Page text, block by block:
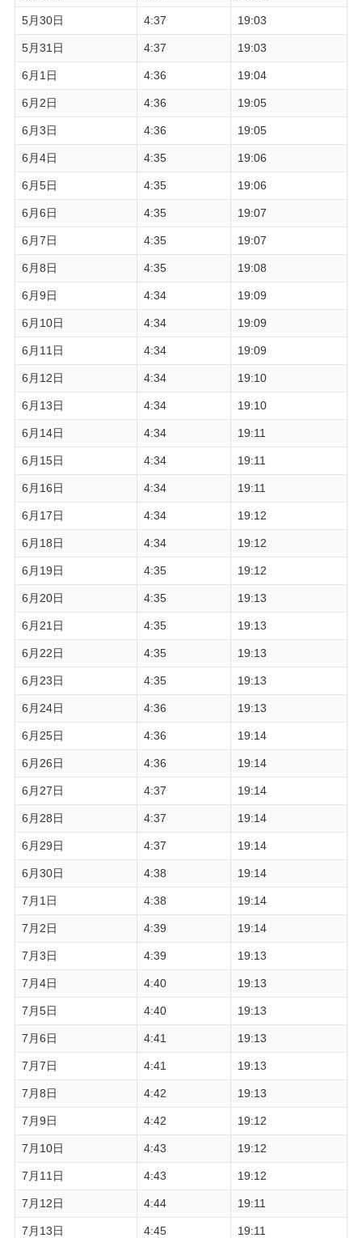
5月30日 4:37 19:03
5月31日 4:37 19:03
6月1日 4:36 19:04
6月2日 4:36 19:05
6月3日 4:36 19:05
6月4日 4:35 19:06
6月5日 4:35 19:06
6月6日 4:35 19:07
6月7日 4:35 19:07
6月8日 4:35 19:08
6月9日 4:34 19:09
6月10日 4:34 19:09
6月11日 4:34 19:09
6月12日 4:34 19:10
6月13日 4:34 19:10
6月14日 4:34 19:11
6月15日 4:34 19:11
6月16日 4:34 19:11
6月17日 4:34 19:12
6月18日 4:34 19:12
6月19日 4:35 19:12
6月20日 4:35 19:13
6月21日 4:35 19:13
6月22日 4:35 19:13
6月23日 4:35 19:13
6月24日 4:36 19:13
6月25日 4:36 19:14
6月26日 4:36 19:14
6月27日 4:37 19:14
6月28日 4:37 19:14
6月29日 4:37 19:14
6月30日 4:38 19:14
7月1日 4:38 19:14
7月2日 4:39 19:14
7月3日 4:39 19:13
7月4日 4:40 19:13
7月5日 4:40 19:13
7月6日 4:41 19:13
7月7日 4:41 19:13
7月8日 4:42 19:13
7月9日 4:42 19:12
7月10日 4:43 19:12
7月11日 4:43 19:12
7月12日 4:44 19:11
7月13日 4:45 19:11